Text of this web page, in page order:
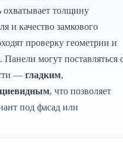
охватывает толщину
и качество замкового
проверку геометрии и
могут поставляться
— гладким,
, что позволяет
под фасад или